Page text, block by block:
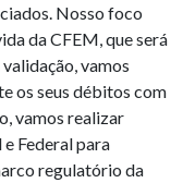
Nosso foco
da CFEM, que será
vamos
os seus débitos com
vamos realizar
Federal para
regulatório da